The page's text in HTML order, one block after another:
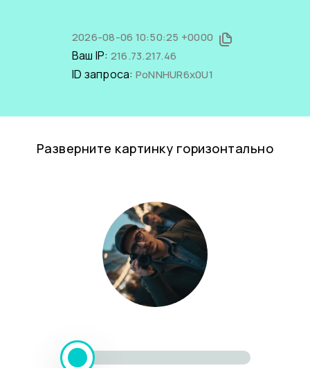
2026-08-06 10:50:25 +0000
Ваш IP: 216.73.217.46
ID запроса: PoNNHUR6x0U1
Разверните картинку горизонтально